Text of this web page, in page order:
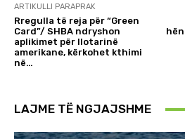
ARTIKULLI PARAPRAK
Rregulla të reja për “Green
Card”/ SHBA ndryshon
aplikimet për llotarinë
amerikane, kërkohet kthimi
në…
LAJME TË NGJAJSHME